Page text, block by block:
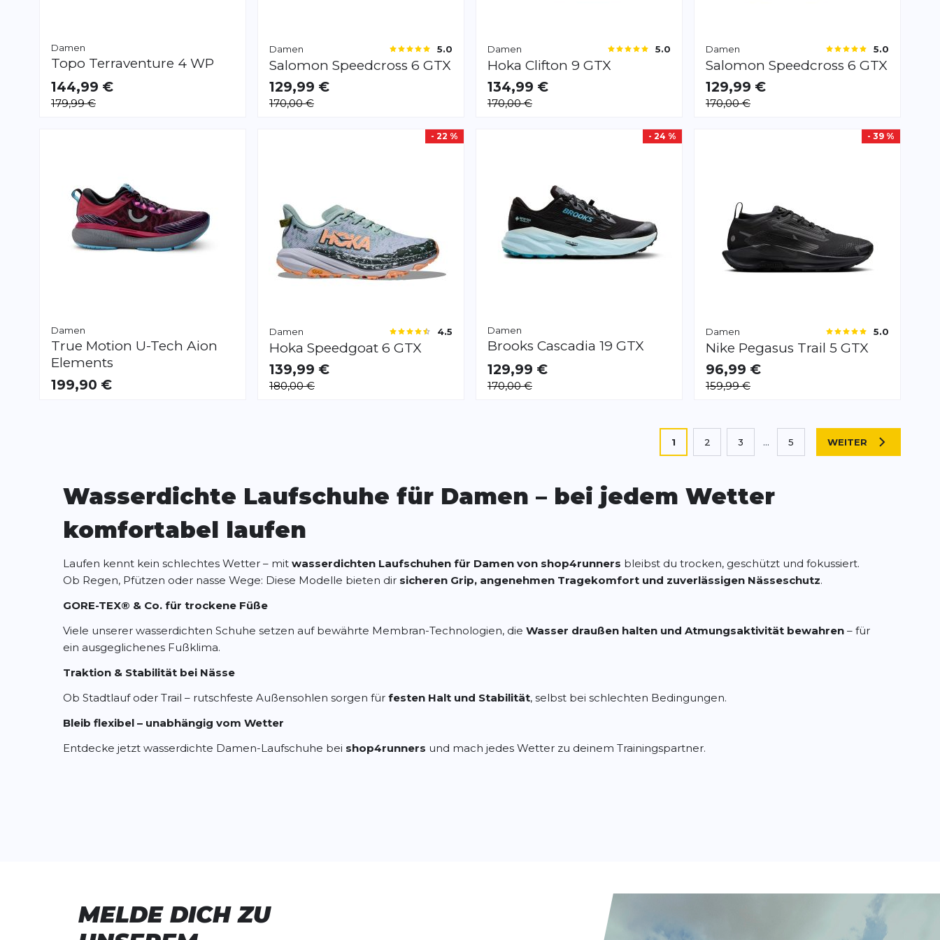
Damen
Topo Terraventure 4 WP
VERFÜGBAR
37.538.038.5
144,99 €
179,99 €
Damen 5.0
Salomon Speedcross 6 GTX
VERFÜGBAR
40 2/3
129,99 €
170,00 €
Damen 5.0
Hoka Clifton 9 GTX
VERFÜGBAR
36.036 2/3
134,99 €
170,00 €
Damen 5.0
Salomon Speedcross 6 GTX
VERFÜGBAR
42.042 2/3
129,99 €
170,00 €
Damen
True Motion U-Tech Aion
Elements
VERFÜGBAR
199,90 €
- 22 %
Damen 4.5
Hoka Speedgoat 6 GTX
VERFÜGBAR
38 2/341 1/3
139,99 €
180,00 €
- 24 %
Damen
Brooks Cascadia 19 GTX
VERFÜGBAR
35.544.044.5
129,99 €
170,00 €
- 39 %
Damen 5.0
Nike Pegasus Trail 5 GTX
VERFÜGBAR
36.036.539.0
96,99 €
159,99 €
Sie lesen gerade die Seite
1
Seite
2
Seite
3 ...
Seite
5 SEITE
WEITER
Wasserdichte Laufschuhe für Damen – bei jedem Wetter
komfortabel laufen
Laufen kennt kein schlechtes Wetter – mit wasserdichten Laufschuhen für Damen von shop4runners bleibst du trocken, geschützt und fokussiert.
Ob Regen, Pfützen oder nasse Wege: Diese Modelle bieten dir sicheren Grip, angenehmen Tragekomfort und zuverlässigen Nässeschutz.
GORE-TEX® & Co. für trockene Füße
Viele unserer wasserdichten Schuhe setzen auf bewährte Membran-Technologien, die Wasser draußen halten und Atmungsaktivität bewahren – für
ein ausgeglichenes Fußklima.
Traktion & Stabilität bei Nässe
Ob Stadtlauf oder Trail – rutschfeste Außensohlen sorgen für festen Halt und Stabilität, selbst bei schlechten Bedingungen.
Bleib flexibel – unabhängig vom Wetter
Entdecke jetzt wasserdichte Damen-Laufschuhe bei shop4runners und mach jedes Wetter zu deinem Trainingspartner.
MELDE DICH ZU